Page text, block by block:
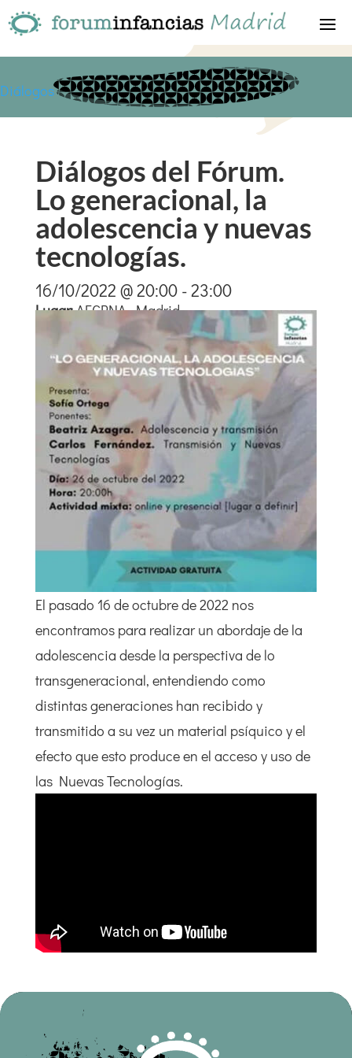
Diálogos
Diálogos del Fórum.
Lo generacional, la
adolescencia y nuevas
tecnologías.
16/10/2022 @ 20:00 - 23:00
Lugar:AECPNA. Madrid
El pasado 16 de octubre de 2022 nos
encontramos para realizar un abordaje de la
adolescencia desde la perspectiva de lo
transgeneracional, entendiendo como
distintas generaciones han recibido y
transmitido a su vez un material psíquico y el
efecto que esto produce en el acceso y uso de
las Nuevas Tecnologías.